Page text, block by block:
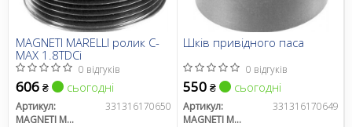
MAGNETI MARELLI ролик C-
MAX 1.8TDCi
0 відгуків
606 ₴ сьогодні
Артикул:
331316170650
MAGNETI MARELLI
Шків привідного паса
0 відгуків
550 ₴ сьогодні
Артикул:
331316170649
MAGNETI MARELLI